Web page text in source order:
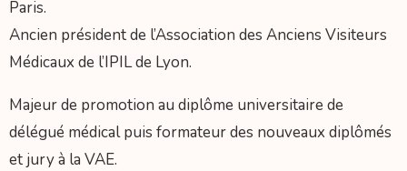
Paris.
Ancien président de l’Association des Anciens Visiteurs
Médicaux de l’IPIL de Lyon.
Majeur de promotion au diplôme universitaire de
délégué médical puis formateur des nouveaux diplômés
et jury à la VAE.